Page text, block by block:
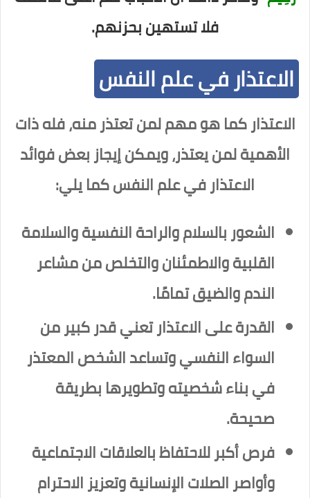
فلا تستهين بحزنهم.
الاعتذار في علم النفس
الاعتذار كما هو مهم لمن تعتذر منه، فله ذات
الأهمية لمن يعتذر، ويمكن إيجاز بعض فوائد
الاعتذار في علم النفس كما يلي:
الشعور بالسلام والراحة النفسية والسلامة
القلبية والاطمئنان والتخلص من مشاعر
الندم والضيق تمامًا.
القدرة على الاعتذار تعني قدر كبير من
السواء النفسي وتساعد الشخص المعتذر
في بناء شخصيته وتطويرها بطريقة
صحيحة.
فرص أكبر للاحتفاظ بالعلاقات الاجتماعية
وأواصر الصلات الإنسانية وتعزيز الاحترام